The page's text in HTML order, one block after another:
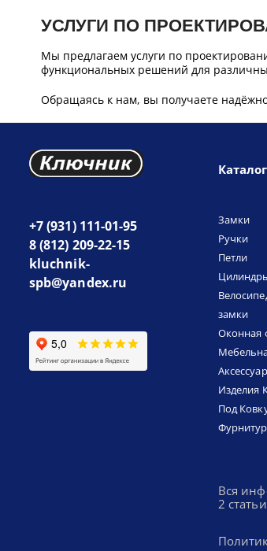
УСЛУГИ ПО
Мы предлагаем услуги по
функциональных решений для
Обращаясь к нам, вы получаете
+7 (931) 111-01-95
8 (812) 209-22-15
kluchnik-
spb@yandex.ru
Каталог
Замки
Ручки
Петли
замки
Оконная
Изделия
Под
Вся
2